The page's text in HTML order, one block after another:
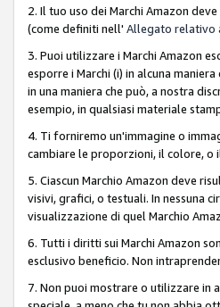
2. Il tuo uso dei Marchi Amazon
(come definiti nell' Allegato relativo
3. Puoi utilizzare i Marchi Amazon
esporre i Marchi (i) in alcuna
in una maniera che può, a nostra
esempio, in qualsiasi materiale
4. Ti forniremo un'immagine o
cambiare le proporzioni, il colore, o
5. Ciascun Marchio Amazon deve
visivi, grafici, o testuali. In nessuna
visualizzazione di quel Marchio
6. Tutti i diritti sui Marchi Amazon
esclusivo beneficio. Non
7. Non puoi mostrare o utilizzare in